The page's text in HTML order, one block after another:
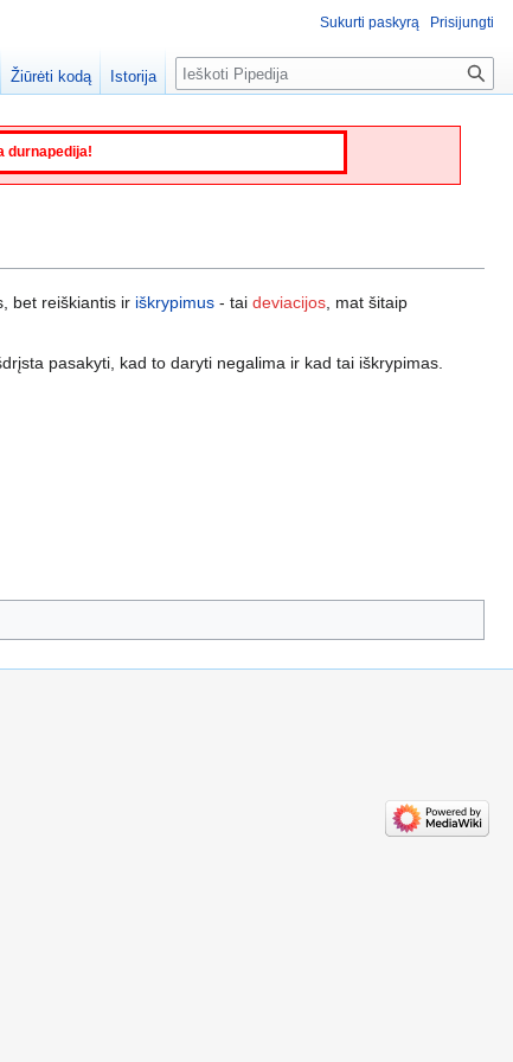
durnapedija!
bet reiškiantis ir iškrypimus - tai deviacijos , mat šitaip
pasakyti, kad to daryti negalima ir kad tai iškrypimas.
Sukurti paskyrą Prisijungti
Žiūrėti kodą Istorija Paieška